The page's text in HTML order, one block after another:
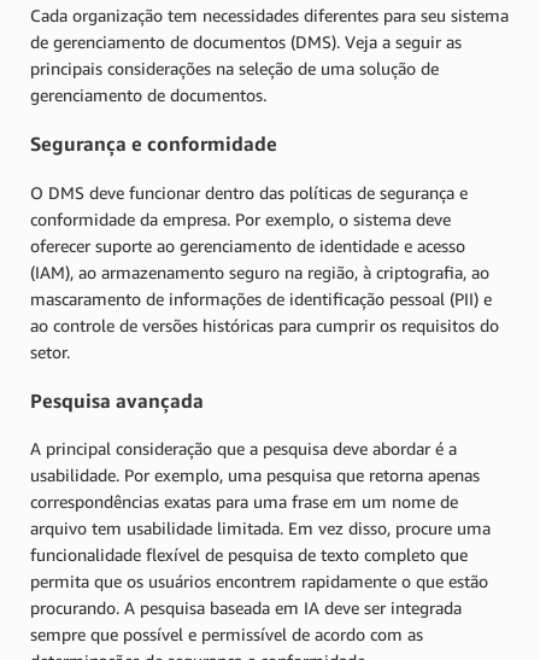
Cada organização tem necessidades diferentes para seu sistema
de gerenciamento de documentos (DMS). Veja a seguir as
principais considerações na seleção de uma solução de
gerenciamento de documentos.
Segurança e conformidade
O DMS deve funcionar dentro das políticas de segurança e
conformidade da empresa. Por exemplo, o sistema deve
oferecer suporte ao gerenciamento de identidade e acesso
(IAM), ao armazenamento seguro na região, à criptografia, ao
mascaramento de informações de identificação pessoal (PII) e
ao controle de versões históricas para cumprir os requisitos do
setor.
Pesquisa avançada
A principal consideração que a pesquisa deve abordar é a
usabilidade. Por exemplo, uma pesquisa que retorna apenas
correspondências exatas para uma frase em um nome de
arquivo tem usabilidade limitada. Em vez disso, procure uma
funcionalidade flexível de pesquisa de texto completo que
permita que os usuários encontrem rapidamente o que estão
procurando. A pesquisa baseada em IA deve ser integrada
sempre que possível e permissível de acordo com as